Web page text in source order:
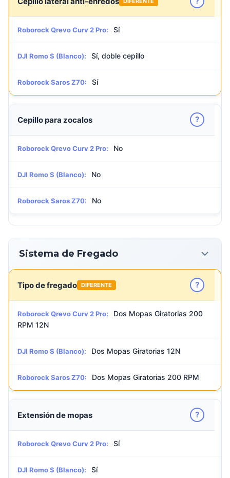
Roborock Qrevo Curv 2 Pro: Sí
DJI Romo S (Blanco): Sí, doble cepillo
Roborock Saros Z70: Sí
Cepillo para zocalos ?
Roborock Qrevo Curv 2 Pro: No
DJI Romo S (Blanco): No
Roborock Saros Z70: No
Sistema de Fregado
Tipo de fregado DIFERENTE ?
Roborock Qrevo Curv 2 Pro:
Dos Mopas Giratorias 200
RPM 12N
DJI Romo S (Blanco): Dos Mopas Giratorias 12N
Roborock Saros Z70: Dos Mopas Giratorias 200 RPM
Extensión de mopas ?
Roborock Qrevo Curv 2 Pro: Sí
DJI Romo S (Blanco): Sí